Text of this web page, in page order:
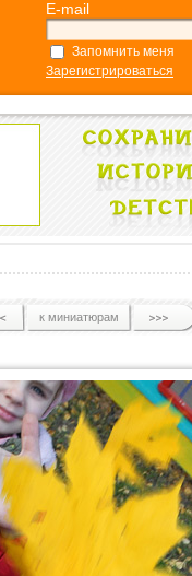
E-mail
Запомнить меня
Зарегистрироваться
к миниатюрам